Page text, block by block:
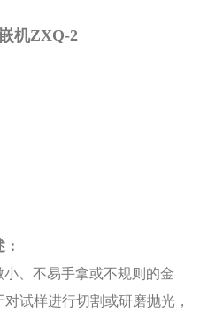
机ZXQ-2
、不易手拿或不规则的金
试样进行切割或研磨抛光，